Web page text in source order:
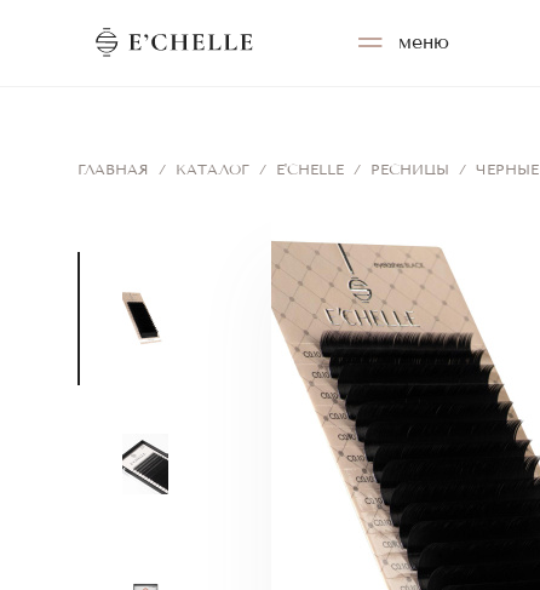
меню
ГЛАВНАЯ / КАТАЛОГ / E'CHELLE / РЕСНИЦЫ / ЧЕРНЫЕ